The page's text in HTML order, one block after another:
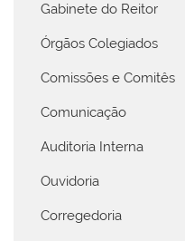
Gabinete do Reitor
Órgãos Colegiados
Comissões e Comitês
Comunicação
Auditoria Interna
Ouvidoria
Corregedoria